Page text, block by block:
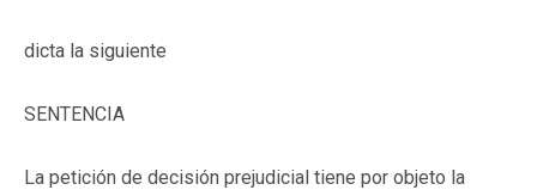
dicta la siguiente
SENTENCIA
La petición de decisión prejudicial tiene por objeto la